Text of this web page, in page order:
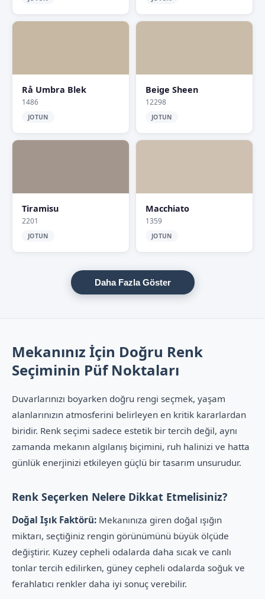
Rå Umbra Blek
1486
JOTUN
Beige Sheen
12298
JOTUN
Tiramisu
2201
JOTUN
Macchiato
1359
JOTUN
Daha Fazla Göster
Mekanınız İçin Doğru Renk
Seçiminin Püf Noktaları
Duvarlarınızı boyarken doğru rengi seçmek, yaşam
alanlarınızın atmosferini belirleyen en kritik kararlardan
biridir. Renk seçimi sadece estetik bir tercih değil, aynı
zamanda mekanın algılanış biçimini, ruh halinizi ve hatta
günlük enerjinizi etkileyen güçlü bir tasarım unsurudur.
Renk Seçerken Nelere Dikkat Etmelisiniz?
Doğal Işık Faktörü: Mekanınıza giren doğal ışığın
miktarı, seçtiğiniz rengin görünümünü büyük ölçüde
değiştirir. Kuzey cepheli odalarda daha sıcak ve canlı
tonlar tercih edilirken, güney cepheli odalarda soğuk ve
ferahlatıcı renkler daha iyi sonuç verebilir.